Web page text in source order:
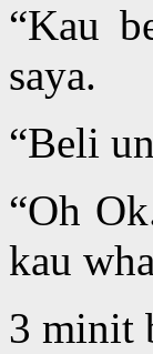
“Kau
saya.
“Beli
“Oh
kau
3 minit